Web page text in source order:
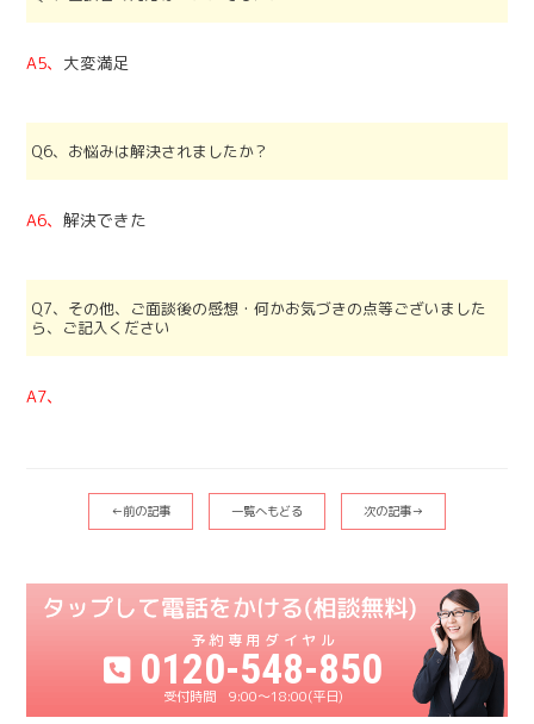
A5、 大変満足
Q6、お悩みは解決されましたか？
A6、解決できた
Q7、その他、ご面談後の感想・何かお気づきの点等ございました
ら、ご記入ください
A7、
←前の記事 一覧へもどる 次の記事→
0120-548-850
9:00〜18:00(平日)